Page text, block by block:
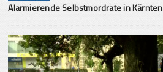
Alarmierende Selbstmordrate in Kärnten